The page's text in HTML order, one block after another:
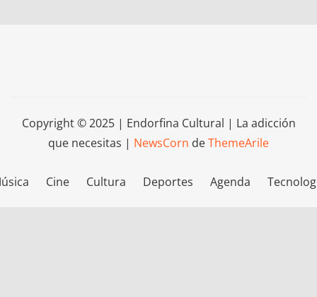
Copyright © 2025 | Endorfina Cultural | La adicción
que necesitas | NewsCorn deThemeArile
Cine Cultura Deportes Agenda